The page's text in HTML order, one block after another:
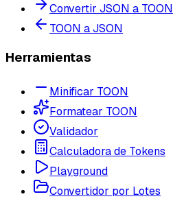
Convertir JSON a TOON
TOON a JSON
Herramientas
Minificar TOON
Formatear TOON
Validador
Calculadora de Tokens
Playground
Convertidor por Lotes